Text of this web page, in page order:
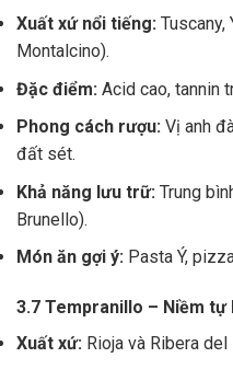
Xuất xứ nổi tiếng: Tuscany,
Montalcino).
Đặc điểm: Acid cao, tannin
Phong cách rượu: Vị anh
đất sét.
Khả năng lưu trữ: Trung
Brunello).
Món ăn gợi ý: Pasta Ý,
3.7 Tempranillo – Niềm tự
Xuất xứ: Rioja và Ribera del